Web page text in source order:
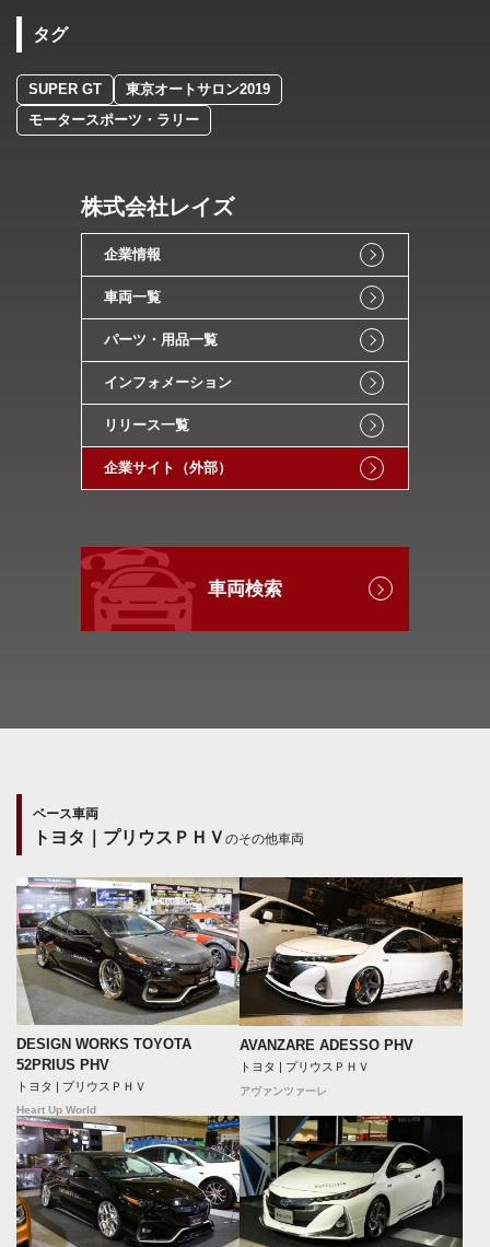
タグ
SUPER GT
東京オートサロン2019
モータースポーツ・ラリー
株式会社レイズ
企業情報
車両一覧
パーツ・用品一覧
インフォメーション
リリース一覧
企業サイト（外部）
車両検索
ベース車両
トヨタ｜プリウスＰＨＶ のその他車両
DESIGN WORKS TOYOTA
52PRIUS PHV
トヨタ | プリウスＰＨＶ
Heart Up World
AVANZARE ADESSO PHV
トヨタ | プリウスＰＨＶ
アヴァンツァーレ